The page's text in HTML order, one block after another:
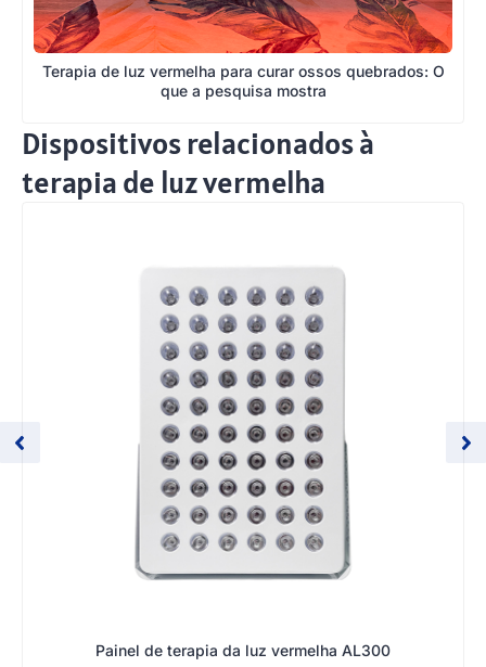
Terapia de luz vermelha para curar ossos quebrados: O
que a pesquisa mostra
Dispositivos relacionados à
terapia de luz vermelha
Painel de terapia da luz vermelha AL300